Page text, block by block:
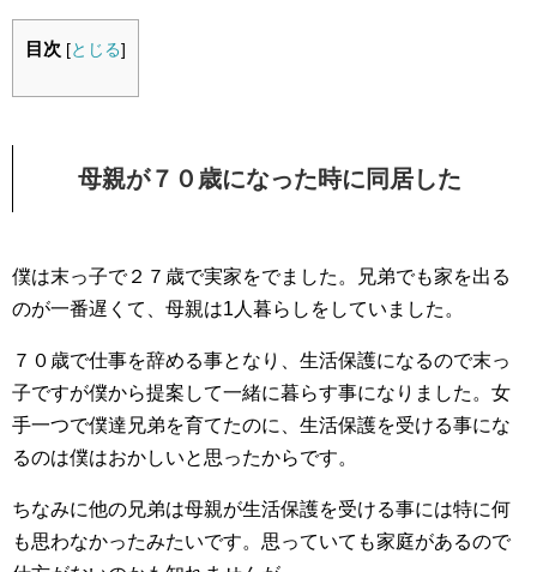
目次 [とじる]
母親が７０歳になった時に同居した
僕は末っ子で２７歳で実家をでました。兄弟でも家を出る
のが一番遅くて、母親は1人暮らしをしていました。
７０歳で仕事を辞める事となり、生活保護になるので末っ
子ですが僕から提案して一緒に暮らす事になりました。女
手一つで僕達兄弟を育てたのに、生活保護を受ける事にな
るのは僕はおかしいと思ったからです。
ちなみに他の兄弟は母親が生活保護を受ける事には特に何
も思わなかったみたいです。思っていても家庭があるので